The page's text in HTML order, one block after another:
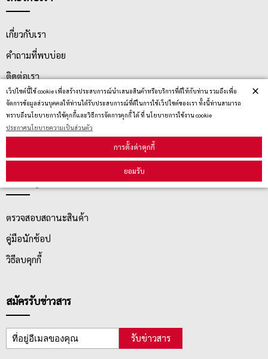
เว็ปไซต์นี้ใช้ cookie เพื่อสร้างประสบการณ์นำเสนอสินค้าหรือบริการที่ดีให้กับท่าน รวมถึงเพื่อ
จัดการข้อมูลส่วนบุคคลให้ท่านได้รับประสบการณ์ที่ดีในการใช้เว็ปไซต์ของเรา ทั้งนี้ท่านสามารถ
ทราบถึงนโยบายการใช้คุกกี้และวิธีการจัดการคุกกี้ ได้ ที่ นโยบายการใช้งาน cookie
ประกาศนโยบายความเป็นส่วนตัว
การตั้งค่าคุกกี้
ยอมรับ
×
เกี่ยวกับเรา
คำถามที่พบบ่อย
ติดต่อเรา
ประกาศนโยบายความเป็นส่วนตัว
นโยบายการจัดส่ง
นโยบายการเปลี่ยน/คืน สินค้า
บริการลูกค้า
ตรวจสอบสถานะสินค้า
คู่มือนักช้อป
วิธีลบคุกกี้
สมัครรับข่าวสาร
รับข่าวสาร